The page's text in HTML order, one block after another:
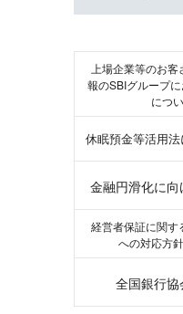
上場企業等のお
報のSBIグループ
につ
休眠預金等活用
金融円滑化に
経営者保証に関す
への対応方
全国銀行協